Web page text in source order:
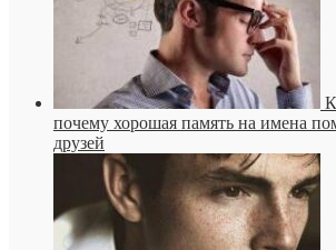
почему хорошая память на имена
друзей